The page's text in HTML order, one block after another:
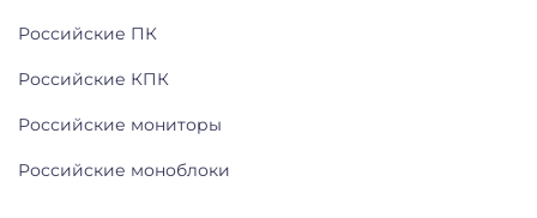
Российские ПК
Российские КПК
Российские мониторы
Российские моноблоки